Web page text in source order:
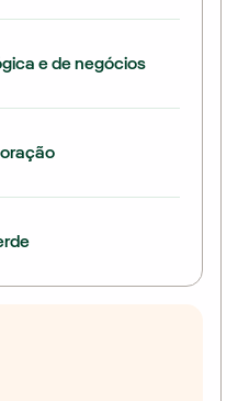
e de negócios